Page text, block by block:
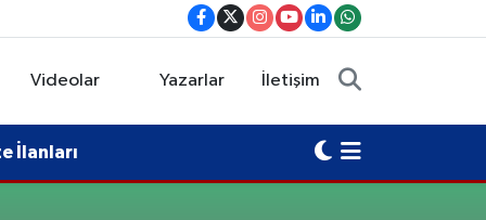
Videolar Yazarlar İletişim
İlanları